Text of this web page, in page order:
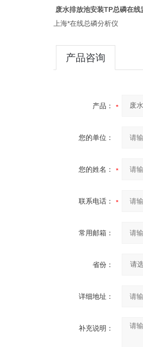
废水排放池安装TP总磷在线
上海*在线总磷分析仪
产品咨询
产品：
您的单位：
您的姓名：
联系电话：
常用邮箱：
省份：
详细地址：
补充说明：